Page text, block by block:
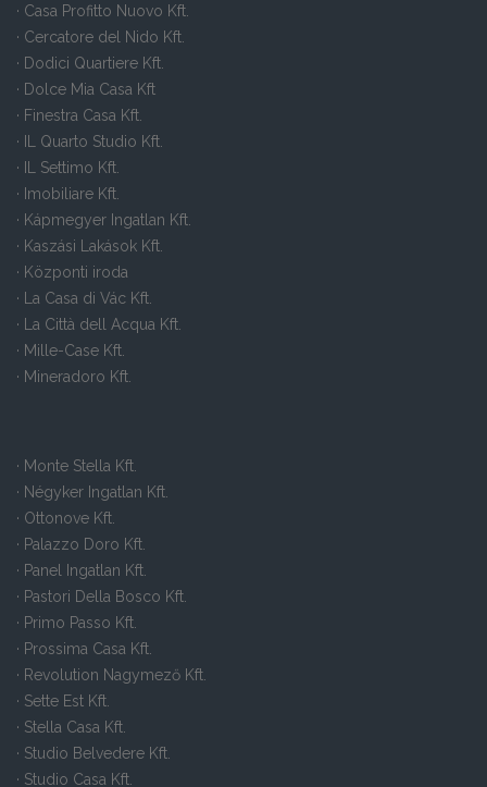
· Casa Profitto Nuovo Kft.
· Cercatore del Nido Kft.
· Dodici Quartiere Kft.
· Dolce Mia Casa Kft
· Finestra Casa Kft.
· IL Quarto Studio Kft.
· IL Settimo Kft.
· Imobiliare Kft.
· Kápmegyer Ingatlan Kft.
· Kaszási Lakások Kft.
· Központi iroda
· La Casa di Vác Kft.
· La Città dell Acqua Kft.
· Mille-Case Kft.
· Mineradoro Kft.
· Monte Stella Kft.
· Négyker Ingatlan Kft.
· Ottonove Kft.
· Palazzo Doro Kft.
· Panel Ingatlan Kft.
· Pastori Della Bosco Kft.
· Primo Passo Kft.
· Prossima Casa Kft.
· Revolution Nagymező Kft.
· Sette Est Kft.
· Stella Casa Kft.
· Studio Belvedere Kft.
· Studio Casa Kft.